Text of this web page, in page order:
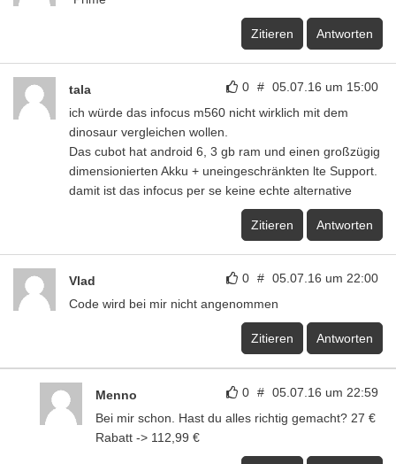
Zitieren Antworten
0 # 05.07.16 um 15:00
tala
ich würde das infocus m560 nicht wirklich mit dem
dinosaur vergleichen wollen.
Das cubot hat android 6, 3 gb ram und einen großzügig
dimensionierten Akku + uneingeschränkten lte Support.
damit ist das infocus per se keine echte alternative
Zitieren Antworten
0 # 05.07.16 um 22:00
Vlad
Code wird bei mir nicht angenommen
Zitieren Antworten
0 # 05.07.16 um 22:59
Menno
Bei mir schon. Hast du alles richtig gemacht? 27 €
Rabatt -> 112,99 €